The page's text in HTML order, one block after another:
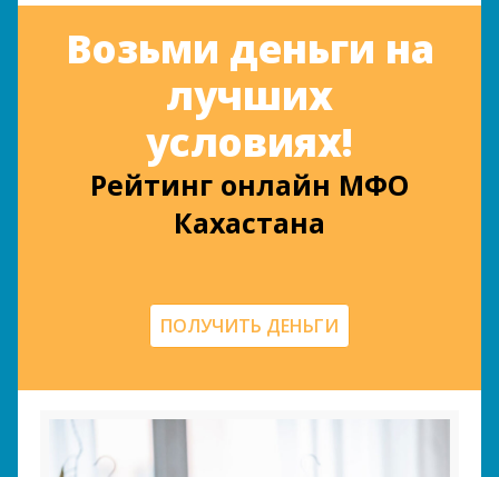
Возьми деньги на
лучших
условиях!
Рейтинг онлайн МФО
Кахастана
ПОЛУЧИТЬ ДЕНЬГИ